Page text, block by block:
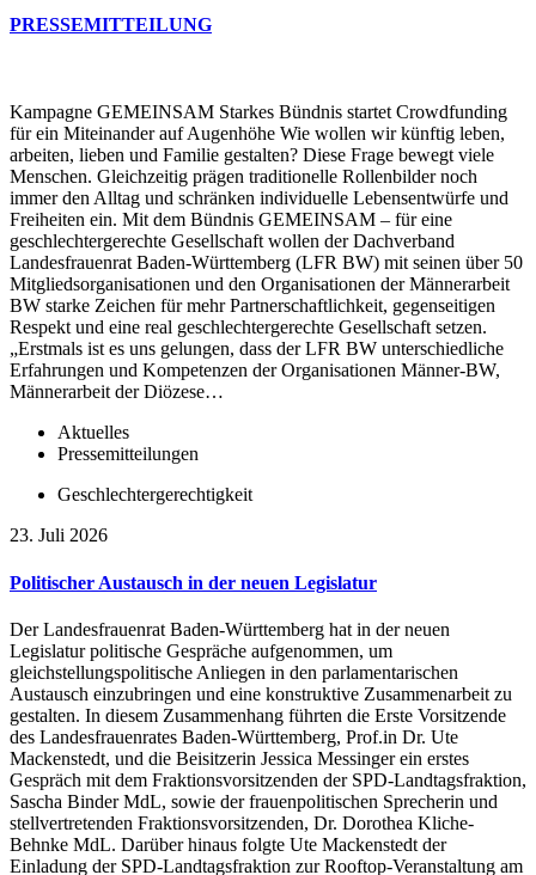
PRESSEMITTEILUNG
Kampagne GEMEINSAM Starkes Bündnis startet Crowdfunding
für ein Miteinander auf Augenhöhe Wie wollen wir künftig leben,
arbeiten, lieben und Familie gestalten? Diese Frage bewegt viele
Menschen. Gleichzeitig prägen traditionelle Rollenbilder noch
immer den Alltag und schränken individuelle Lebensentwürfe und
Freiheiten ein. Mit dem Bündnis GEMEINSAM – für eine
geschlechtergerechte Gesellschaft wollen der Dachverband
Landesfrauenrat Baden-Württemberg (LFR BW) mit seinen über 50
Mitgliedsorganisationen und den Organisationen der Männerarbeit
BW starke Zeichen für mehr Partnerschaftlichkeit, gegenseitigen
Respekt und eine real geschlechtergerechte Gesellschaft setzen.
„Erstmals ist es uns gelungen, dass der LFR BW unterschiedliche
Erfahrungen und Kompetenzen der Organisationen Männer-BW,
Männerarbeit der Diözese…
Aktuelles
Pressemitteilungen
Geschlechtergerechtigkeit
23. Juli 2026
Politischer Austausch in der neuen Legislatur
Der Landesfrauenrat Baden-Württemberg hat in der neuen
Legislatur politische Gespräche aufgenommen, um
gleichstellungspolitische Anliegen in den parlamentarischen
Austausch einzubringen und eine konstruktive Zusammenarbeit zu
gestalten. In diesem Zusammenhang führten die Erste Vorsitzende
des Landesfrauenrates Baden-Württemberg, Prof.in Dr. Ute
Mackenstedt, und die Beisitzerin Jessica Messinger ein erstes
Gespräch mit dem Fraktionsvorsitzenden der SPD-Landtagsfraktion,
Sascha Binder MdL, sowie der frauenpolitischen Sprecherin und
stellvertretenden Fraktionsvorsitzenden, Dr. Dorothea Kliche-
Behnke MdL. Darüber hinaus folgte Ute Mackenstedt der
Einladung der SPD-Landtagsfraktion zur Rooftop-Veranstaltung am